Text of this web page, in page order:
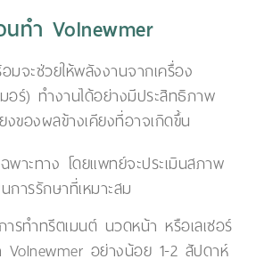
ทำ Volnewmer
มจะช่วยให้พลังงานจากเครื่อง
อร์) ทำงานได้อย่างมีประสิทธิภาพ
ของผลข้างเคียงที่อาจเกิดขึ้น
พาะทาง โดยแพทย์จะประเมินสภาพ
การรักษาที่เหมาะสม
ารทำทรีตเมนต์ นวดหน้า หรือเลเซอร์
Volnewmer อย่างน้อย 1-2 สัปดาห์